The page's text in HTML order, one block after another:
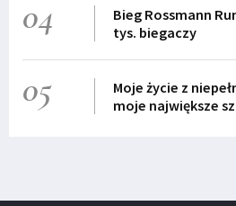
04
Bieg Rossmann
tys. biegaczy
05
Moje życie z
moje największe